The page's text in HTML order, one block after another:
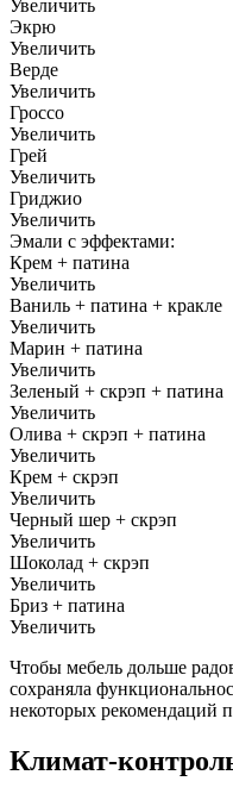
Увеличить
Экрю
Увеличить
Верде
Увеличить
Гроссо
Увеличить
Грей
Увеличить
Гриджио
Увеличить
Эмали с эффектами:
Крем + патина
Увеличить
Ваниль + патина + кракле
Увеличить
Марин + патина
Увеличить
Зеленый + скрэп + патина
Увеличить
Олива + скрэп + патина
Увеличить
Крем + скрэп
Увеличить
Черный шер + скрэп
Увеличить
Шоколад + скрэп
Увеличить
Бриз + патина
Увеличить
Чтобы мебель дольше
сохраняла
некоторых рекомендаций
Климат-